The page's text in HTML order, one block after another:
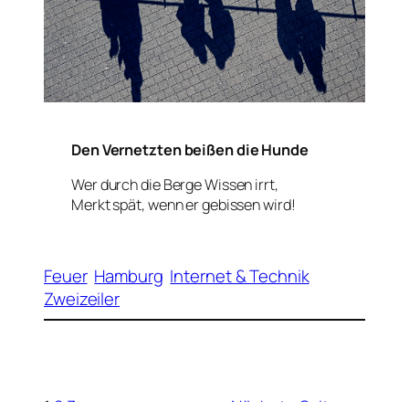
Den Vernetzten beißen die Hunde
Wer durch die Berge Wissen irrt,
Merkt spät, wenn er gebissen wird!
Feuer Hamburg Internet & Technik
Zweizeiler